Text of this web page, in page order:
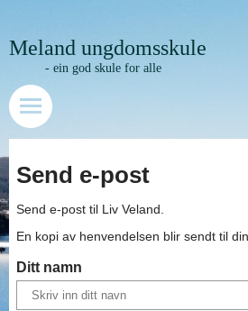
Meland ungdomsskule
- ein god skule for alle
Send e-post
Send e-post til Liv Veland.
En kopi av henvendelsen blir sendt til
Ditt namn